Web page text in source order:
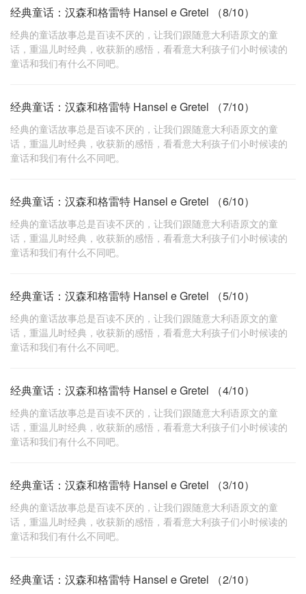
经典童话：汉森和格雷特 Hansel e Gretel （8/10）
经典的童话故事总是百读不厌的，让我们跟随意大利语原文的童
话，重温儿时经典，收获新的感悟，看看意大利孩子们小时候读的
童话和我们有什么不同吧。
经典童话：汉森和格雷特 Hansel e Gretel （7/10）
经典的童话故事总是百读不厌的，让我们跟随意大利语原文的童
话，重温儿时经典，收获新的感悟，看看意大利孩子们小时候读的
童话和我们有什么不同吧。
经典童话：汉森和格雷特 Hansel e Gretel （6/10）
经典的童话故事总是百读不厌的，让我们跟随意大利语原文的童
话，重温儿时经典，收获新的感悟，看看意大利孩子们小时候读的
童话和我们有什么不同吧。
经典童话：汉森和格雷特 Hansel e Gretel （5/10）
经典的童话故事总是百读不厌的，让我们跟随意大利语原文的童
话，重温儿时经典，收获新的感悟，看看意大利孩子们小时候读的
童话和我们有什么不同吧。
经典童话：汉森和格雷特 Hansel e Gretel （4/10）
经典的童话故事总是百读不厌的，让我们跟随意大利语原文的童
话，重温儿时经典，收获新的感悟，看看意大利孩子们小时候读的
童话和我们有什么不同吧。
经典童话：汉森和格雷特 Hansel e Gretel （3/10）
经典的童话故事总是百读不厌的，让我们跟随意大利语原文的童
话，重温儿时经典，收获新的感悟，看看意大利孩子们小时候读的
童话和我们有什么不同吧。
经典童话：汉森和格雷特 Hansel e Gretel （2/10）